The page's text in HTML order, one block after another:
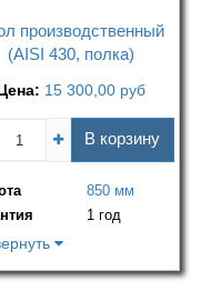
производственный
(AISI 430, полка)
15 300,00 руб
В корзину
850 мм
1 год